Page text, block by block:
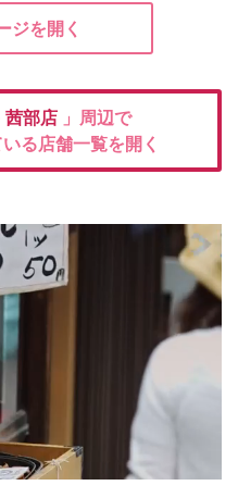
ジを開く
茜部店 」周辺で
る店舗一覧を開く